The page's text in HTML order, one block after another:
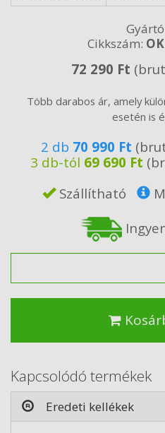
Cikkszám:
72 290 Ft
Több darabos ár, amely
esetén is
2 db 70 990 Ft
3 db-tól 69 690 Ft
Szállítható
Kapcsolódó termékek
Eredeti kellékek